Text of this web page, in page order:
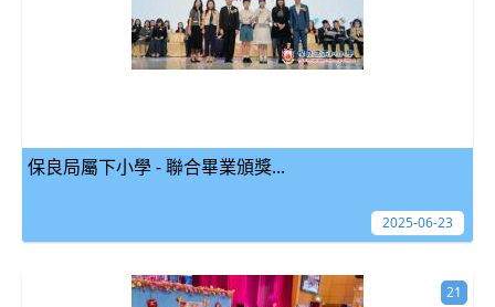
保良局屬下小學 - 聯合畢業頒獎...
2025-06-23
21